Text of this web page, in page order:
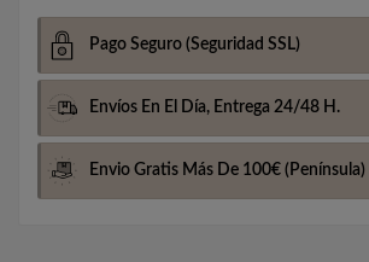
Pago Seguro (Seguridad SSL)
Envíos En El Día, Entrega 24/48 H.
Envio Gratis Más De 100€ (Península)